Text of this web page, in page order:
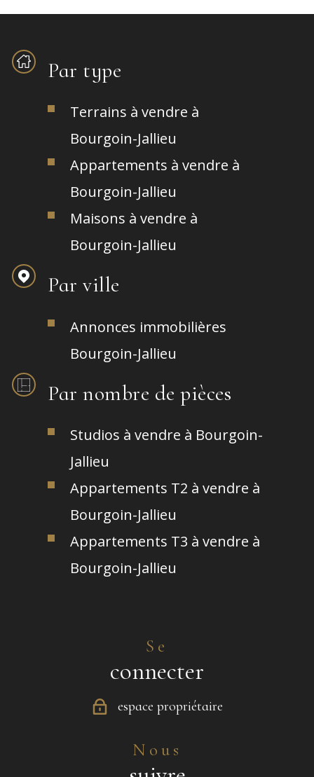
Par type
Terrains à vendre à
Bourgoin-Jallieu
Appartements à vendre à
Bourgoin-Jallieu
Maisons à vendre à
Bourgoin-Jallieu
Par ville
Annonces immobilières
Bourgoin-Jallieu
Par nombre de pièces
Studios à vendre à Bourgoin-
Jallieu
Appartements T2 à vendre à
Bourgoin-Jallieu
Appartements T3 à vendre à
Bourgoin-Jallieu
Se
connecter
espace propriétaire
Nous